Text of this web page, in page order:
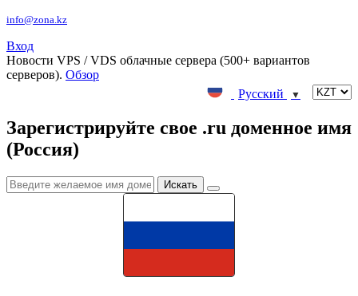
info@zona.kz
Вход
Новости VPS / VDS облачные сервера (500+ вариантов
серверов). Обзор
Русский
▼
Зарегистрируйте свое .ru доменное имя
(Россия)